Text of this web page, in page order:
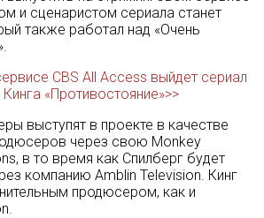
и сценаристом сериала станет
также работал над «Очень
CBS All Access выйдет сериал
«Противостояние»>>
выступят в проекте в качестве
через свою Monkey
в то время как Спилберг будет
компанию Amblin Television. Кинг
продюсером, как и